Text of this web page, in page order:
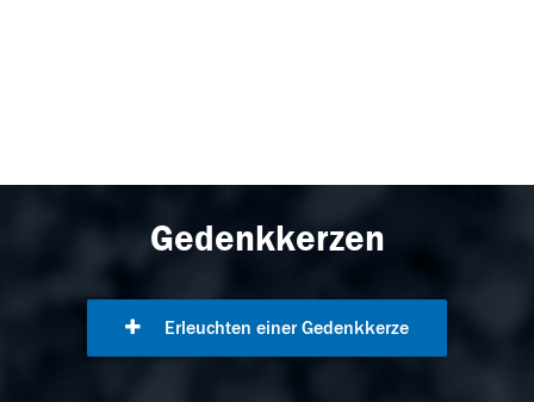
Gedenkkerzen
Erleuchten einer Gedenkkerze